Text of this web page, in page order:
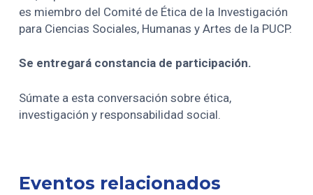
es miembro del Comité de Ética de la Investigación
para Ciencias Sociales, Humanas y Artes de la PUCP.
Se entregará constancia de participación.
Súmate a esta conversación sobre ética,
investigación y responsabilidad social.
Eventos relacionados